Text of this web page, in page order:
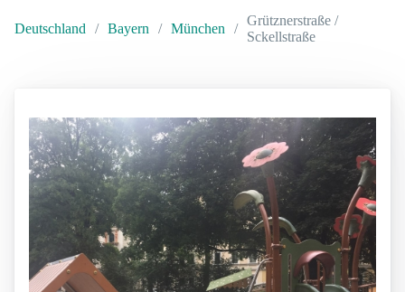
Deutschland Bayern München
Grütznerstraße /
Sckellstraße